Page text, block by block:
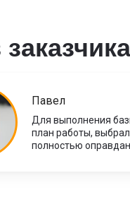
Павел
Для выполнения
план работы,
полностью